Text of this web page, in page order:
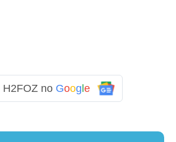
H2FOZ no Goog e